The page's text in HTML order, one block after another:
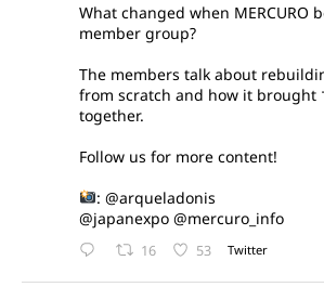
What changed when MERCURO
member group?
The members talk about
from scratch and how it brought
together.
Follow us for more content!
: @arqueladonis
@japanexpo @mercuro_info
16 53 Twitter